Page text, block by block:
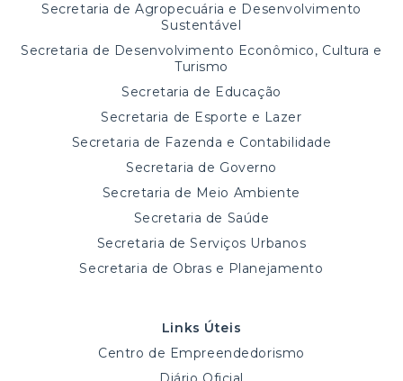
Secretaria de Agropecuária e Desenvolvimento
Sustentável
Secretaria de Desenvolvimento Econômico, Cultura e
Turismo
Secretaria de Educação
Secretaria de Esporte e Lazer
Secretaria de Fazenda e Contabilidade
Secretaria de Governo
Secretaria de Meio Ambiente
Secretaria de Saúde
Secretaria de Serviços Urbanos
Secretaria de Obras e Planejamento
Links Úteis
Centro de Empreendedorismo